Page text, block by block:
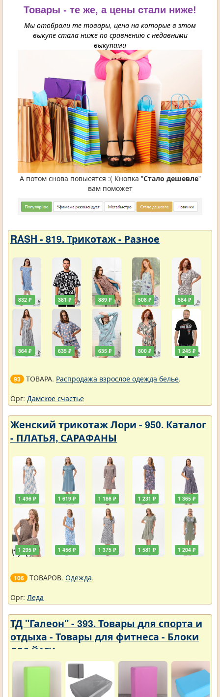
Товары - те же, а цены стали ниже!
Мы отобрали те товары, цена на которые в этом
выкупе стала ниже по сравнению с недавними
выкупами
А потом снова повысятся :( Кнопка "Стало дешевле"
вам поможет
RASH - 819. Трикотаж - Разное
832 ₽
864 ₽
381 ₽
635 ₽
889 ₽
635 ₽
508 ₽
800 ₽
584 ₽
1 245 ₽
93 ТОВАРА. Распродажа взрослое одежда белье.
Орг: Дамское счастье
Женский трикотаж Лори - 950. Каталог
- ПЛАТЬЯ, САРАФАНЫ
1 496 ₽
1 295 ₽
1 619 ₽
1 456 ₽
1 186 ₽
1 375 ₽
1 231 ₽
1 581 ₽
1 365 ₽
1 204 ₽
106 ТОВАРОВ. Одежда.
Орг: Леда
ТД "Галеон" - 393. Товары для спорта и
отдыха - Товары для фитнеса - Блоки
для йоги